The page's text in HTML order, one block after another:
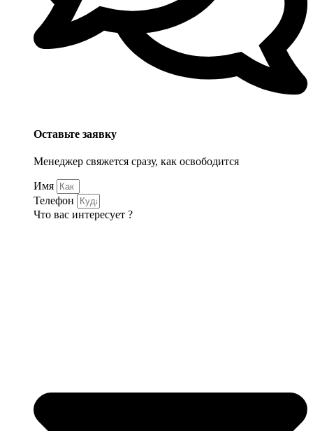
Оставьте заявку
Менеджер свяжется сразу, как освободится
Имя
Телефон
Что вас интересует ?